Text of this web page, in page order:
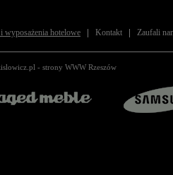
wyposażenia hotelowe Kontakt Zaufali
- strony WWW Rzeszów